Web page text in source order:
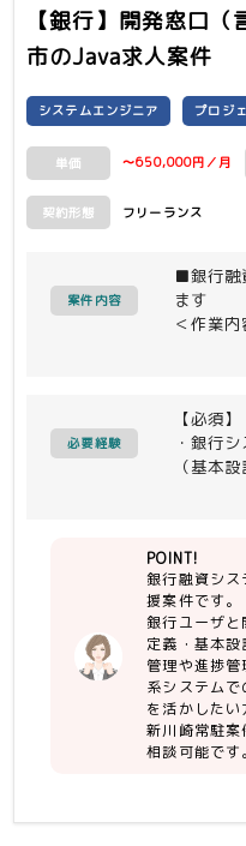
【銀行】開発窓口
市のJava求人案件
システムエンジニア プロジ
単価 〜650,000円／月
契約形態 フリーランス
案件内容
■銀行融
ます
＜作業内
・メン
・作業
必要経験
【必須】
・銀行
（基本設
【尚可】
・銀行
・融資業
発経験
POINT!
銀行融資シス
援案件です。
銀行ユーザと
定義・基本設
管理や進捗
系システム
を活かしたい
新川崎常駐案
相談可能です